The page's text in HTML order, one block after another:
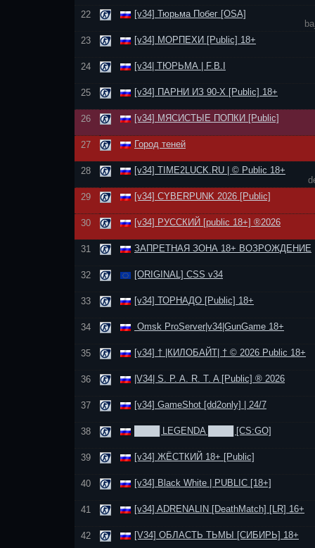
22
[v34] Тюрьма Побег [OSA]
23
[v34] МОРПЕХИ [Public] 18+
24 [v34| ТЮРЬМА | F.B.I
25 [v34] ПАРНИ ИЗ 90-Х [Public] 18+
26 [v34] МЯСИСТЫЕ ПОПКИ [Public]
27 Город теней
28
[v34] TIME2LUCK.RU | © Public 18+
29
[v34] CYBERPUNK 2026 [Public]
30 [v34] РУССКИЙ [public 18+] ®2026
31 ЗАПРЕТНАЯ ЗОНА 18+ ВОЗРОЖДЕНИЕ
32 [ORIGINAL] CSS v34
33 [v34] ТОРНАДО [Public] 18+
34 Omsk ProServer|v34|GunGame 18+
35 [v34] † |КИЛОБАЙТ| † © 2026 Public 18+
36 |V34| S. P. A. R. T. A [Public] ® 2026
37 [v34] GameShot [dd2only] | 24/7
38 ████ LEGENDA ████ [CS:GO]
39 [v34] ЖЁСТКИЙ 18+ [Public]
40 [v34] Black White | PUBLIC [18+]
41 [v34] ADRENALIN [DeathMatch] [LR] 16+
42 [V34] ОБЛАСТЬ ТЬМЫ [СИБИРЬ] 18+